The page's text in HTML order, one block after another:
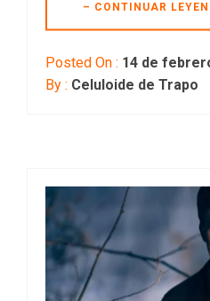
– CONTINUAR
Posted On : 14 de
By : Celuloide de Trapo